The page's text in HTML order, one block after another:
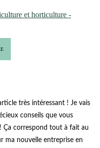
et horticulture -
très intéressant ! Je vais
conseils que vous
Ça correspond tout à fait au
ma nouvelle entreprise en